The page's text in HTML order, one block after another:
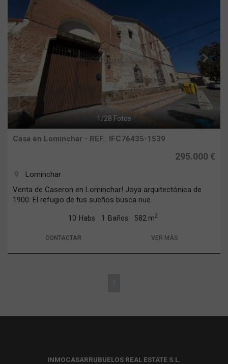
1 /28 Fotos
Casa en Lominchar - REF.: IFC76435-1539
295.000 €
Lominchar
Venta de Caseron en Lominchar! Joya arquitectónica de
1900: El refugio de tus sueños busca nue...
10 Habs 1 Baños 582 m2
CONTACTAR VER MÁS
INMOCASARRUBUELOS REAL ESTATE S.L.